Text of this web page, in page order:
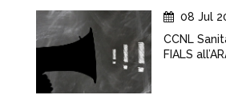
08 Jul
CCNL
FIALS